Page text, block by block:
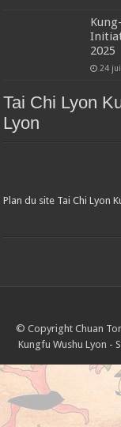
2025
24
Tai Chi Lyon
Lyon
Plan du site Tai Chi Lyon
© Copyright Chuan
Kungfu Wushu Lyon -